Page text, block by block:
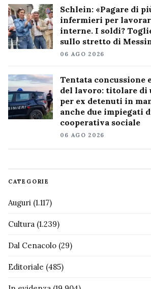
Schlein: «Pagare di
infermieri per
interne. I soldi?
sullo stretto di
06 AGO 2026
Tentata concussione
del lavoro: titolare di
per ex detenuti in
anche due impiegati
cooperativa sociale
06 AGO 2026
CATEGORIE
Auguri (1.117)
Cultura (1.239)
Dal Cenacolo (29)
Editoriale (485)